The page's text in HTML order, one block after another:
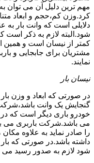
مهم ترین دلیل آن می توان
کرد.وزن کم،حجم و ابعاد
دلایلی است که وانت بار به
شود.البته لازم به ذکر است
کمتر از نیسان است و همین
مشتریان برای جابجایی و
نمایند.
نیسان بار
در صورتی که ابعاد و وزن
گنجایش یک وانت
خودرو باری دیگر است که در
می باشد.شرکت باربری می
را صادر نماید به علاوه
داشته باشد.در صورتی که
شود لازم به صدور رسید می